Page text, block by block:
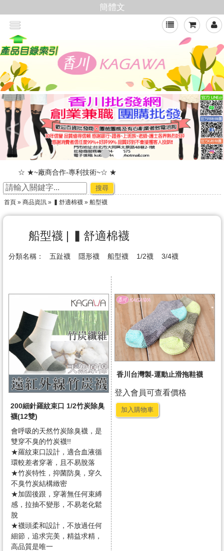
簡體文
<
☆ ★~廠商合作-專利技術~☆ ★
★★年節出貨公告★★
加入會員,即可享有批發價格
新官網，購物好輕鬆
搜尋
首頁» 商品資訊» ▍舒適棉襪» 船型襪
船型襪 | ▍舒適棉襪
分類名稱： 五趾襪 隱形襪 船型襪 1/2襪 3/4襪
200細針羅紋束口 1/2竹炭除臭
襪(12雙)
會呼吸的天然竹炭除臭襪，是
雙穿不臭的竹炭襪!!
★羅紋束口設計，適合血液循
環較差者穿著，且不易脫落
★竹炭特性，抑菌防臭，穿久
不臭竹炭結構緻密
★加固後跟，穿著無任何束縛
感，拉抽不變形，不易老化鬆
脫
★襪頭柔和設計，不放過任何
細節，追求完美，精益求精，
高品質是唯一
香川台灣製-運動止滑拖鞋襪
登入會員可查看價格
加入購物車